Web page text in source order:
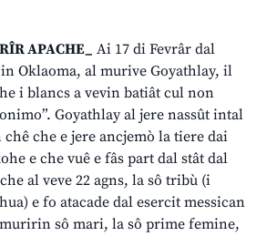
APACHE_ Ai 17 di Fevrâr dal
in Oklaoma, al murive Goyathlay, il
i blancs a vevin batiât cul non
Goyathlay al jere nassût intal
chê che e jere ancjemò la tiere dai
e che vuê e fâs part dal stât dal
al veve 22 agns, la sô tribù (i
e fo atacade dal esercit messican
sô mari, la sô prime femine,